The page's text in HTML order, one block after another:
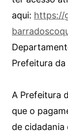
aqui: https://
Prefeitura
A Prefeitura
que o
de